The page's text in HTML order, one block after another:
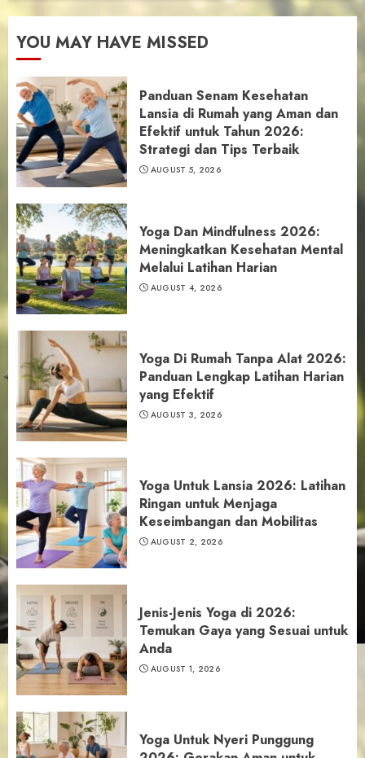
YOU MAY HAVE MISSED
Panduan Senam Kesehatan
Lansia di Rumah yang Aman dan
Efektif untuk Tahun 2026:
Strategi dan Tips Terbaik
AUGUST 5, 2026
Yoga Dan Mindfulness 2026:
Meningkatkan Kesehatan Mental
Melalui Latihan Harian
AUGUST 4, 2026
Yoga Di Rumah Tanpa Alat 2026:
Panduan Lengkap Latihan Harian
yang Efektif
AUGUST 3, 2026
Yoga Untuk Lansia 2026: Latihan
Ringan untuk Menjaga
Keseimbangan dan Mobilitas
AUGUST 2, 2026
Jenis-Jenis Yoga di 2026:
Temukan Gaya yang Sesuai untuk
Anda
AUGUST 1, 2026
Yoga Untuk Nyeri Punggung